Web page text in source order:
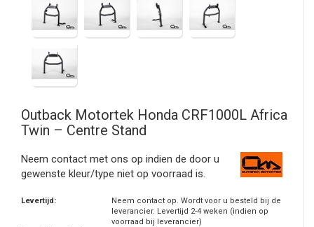
Outback Motortek Honda CRF1000L Africa
Twin – Centre Stand
Neem contact met ons op indien de door u
gewenste kleur/type niet op voorraad is.
Levertijd:
Neem contact op. Wordt voor u besteld bij de
leverancier. Levertijd 2-4 weken (indien op
voorraad bij leverancier)